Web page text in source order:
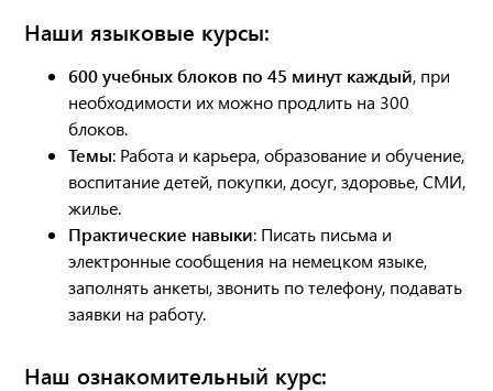
Наши языковые курсы:
600 учебных блоков по 45 минут каждый, при
необходимости их можно продлить на 300
блоков.
Темы: Работа и карьера, образование и обучение,
воспитание детей, покупки, досуг, здоровье, СМИ,
жилье.
Практические навыки: Писать письма и
электронные сообщения на немецком языке,
заполнять анкеты, звонить по телефону, подавать
заявки на работу.
Наш ознакомительный курс: